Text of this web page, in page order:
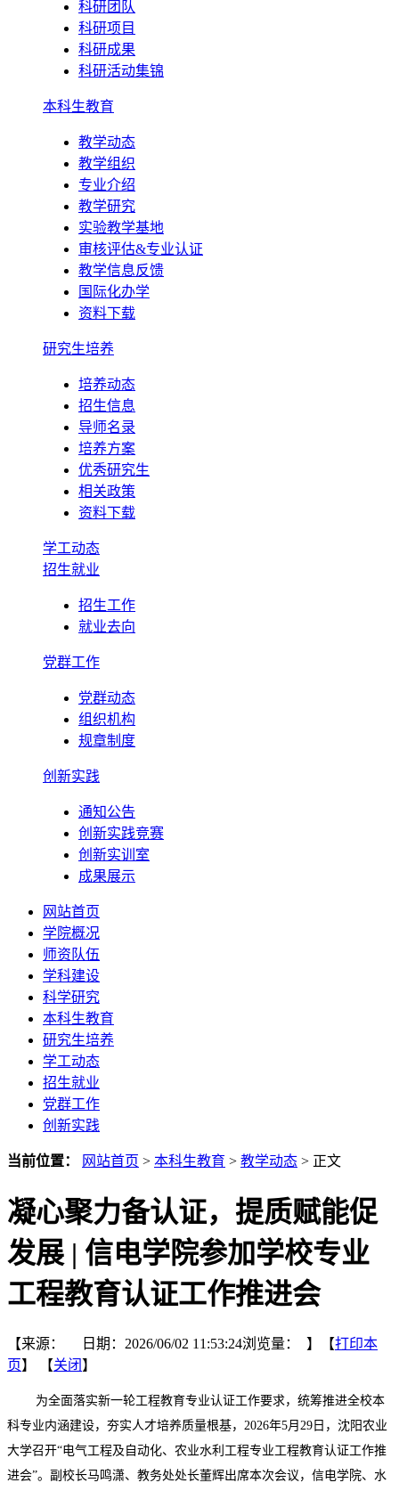
科研团队
科研项目
科研成果
科研活动集锦
本科生教育
教学动态
教学组织
专业介绍
教学研究
实验教学基地
审核评估&专业认证
教学信息反馈
国际化办学
资料下载
研究生培养
培养动态
招生信息
导师名录
培养方案
优秀研究生
相关政策
资料下载
学工动态
招生就业
招生工作
就业去向
党群工作
党群动态
组织机构
规章制度
创新实践
通知公告
创新实践竞赛
创新实训室
成果展示
网站首页
学院概况
师资队伍
学科建设
科学研究
本科生教育
研究生培养
学工动态
招生就业
党群工作
创新实践
当前位置： 网站首页 > 本科生教育 > 教学动态 > 正文
凝心聚力备认证，提质赋能促
发展 | 信电学院参加学校专业
工程教育认证工作推进会
【来源： 日期：2026/06/02 11:53:24浏览量： 】【打印本
页】 【关闭 】
为全面落实新一轮工程教育专业认证工作要求，统筹推进全校本
科专业内涵建设，夯实人才培养质量根基，2026年5月29日，沈阳农业
大学召开“电气工程及自动化、农业水利工程专业工程教育认证工作推
进会”。副校长马鸣潇、教务处处长董辉出席本次会议，信电学院、水